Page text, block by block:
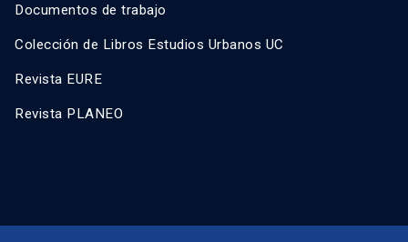
Documentos de trabajo
Colección de Libros Estudios Urbanos UC
Revista EURE
Revista PLANEO